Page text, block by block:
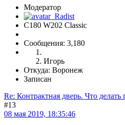
Модератор
C180 W202 Classic
Сообщения: 3,180
Игорь
Откуда: Воронеж
Записан
Re: Контрактная дверь. Что делать
#13
08 мая 2019, 18:35:46